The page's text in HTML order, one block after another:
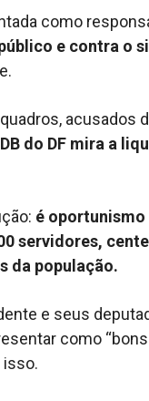
como
e contra o
acusados
do DF mira a
é
servidores,
da população.
e seus
como
isso.